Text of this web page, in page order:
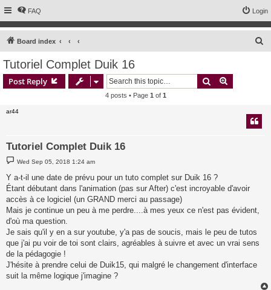
FAQ Login
Board index
Tutoriel Complet Duik 16
Post Reply Search
4 posts • Page 1 of 1
ar44
Tutoriel Complet Duik 16
P
o
t
Wed Sep 05, 2018 1:24 am
Y a-t-il une date de prévu pour un tuto complet sur Duik 16 ?
Étant débutant dans l'animation (pas sur After) c'est incroyable d'avoir
accès à ce logiciel (un GRAND merci au passage)
Mais je continue un peu à me perdre....à mes yeux ce n'est pas évident,
d'où ma question.
Je sais qu'il y en a sur youtube, y'a pas de soucis, mais le peu de tutos
que j'ai pu voir de toi sont clairs, agréables à suivre et avec un vrai sens
de la pédagogie !
J'hésite à prendre celui de Duik15, qui malgré le changement d'interface
suit la même logique j'imagine ?